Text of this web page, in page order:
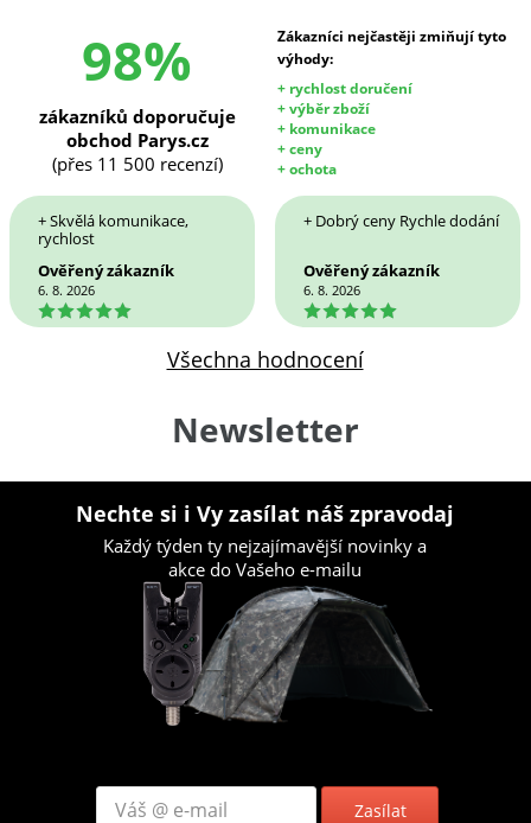
98%
Zákazníci nejčastěji zmiňují tyto
výhody:
+ rychlost doručení
+ výběr zboží
+ komunikace
+ ceny
+ ochota
zákazníků doporučuje
obchod Parys.cz
(přes 11 500 recenzí)
+ Skvělá komunikace,
rychlost
Ověřený zákazník
6. 8. 2026
5
+ Dobrý ceny Rychle dodání
Ověřený zákazník
6. 8. 2026
5
Všechna hodnocení
Newsletter
Nechte si i Vy zasílat náš zpravodaj
Každý týden ty nejzajímavější novinky a
akce do Vašeho e-mailu
Zasílat